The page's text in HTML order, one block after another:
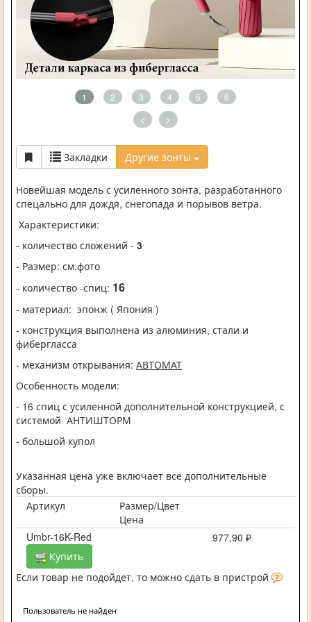
1 2 3 4 5 6
< >
Закладки Другие зонты
Новейшая модель с усиленного зонта, разработанного
спецально для дождя, снегопада и порывов ветра.
Характеристики:
- количество сложений - 3
- Размер: см.фото
- количество -спиц: 16
- материал: эпонж ( Япония )
- конструкция выполнена из алюминия, стали и
фибергласса
- механизм открывания: АВТОМАТ
Особенность модели:
- 16 спиц с усиленной дополнительной конструкцией, с
системой АНТИШТОРМ
- большой купол
Указанная цена уже включает все дополнительные
сборы.
Артикул
Размер/Цвет
Цена
Umbr-16K-Red
977,90 ₽
Купить
Если товар не подойдет, то можно сдать в пристрой
Пользователь не найден